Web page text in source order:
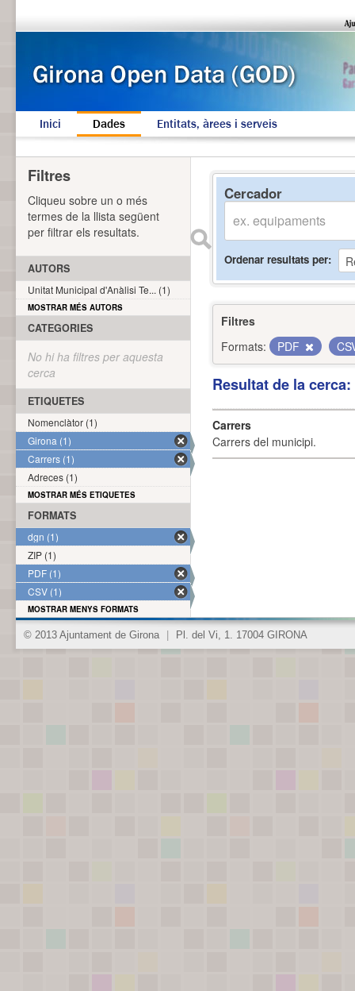
Inici Dades Entitats, àrees i serveis
Cercador
Ordenar resultats per
Filtres
Formats:
PDF
Resultat de la
Carrers
Carrers del municipi.
Filtres
Cliqueu sobre un o més
termes de la llista següent
per filtrar els resultats.
AUTORS
Unitat Municipal d'Anàlisi Te... (1)
MOSTRAR MÉS AUTORS
CATEGORIES
No hi ha filtres per aquesta
cerca
ETIQUETES
Nomenclàtor (1)
Girona (1)
Carrers (1)
Adreces (1)
MOSTRAR MÉS ETIQUETES
FORMATS
dgn (1)
ZIP (1)
PDF (1)
CSV (1)
MOSTRAR MENYS FORMATS
© 2013 Ajuntament de Girona Pl. del Vi, 1. 17004 GIRONA